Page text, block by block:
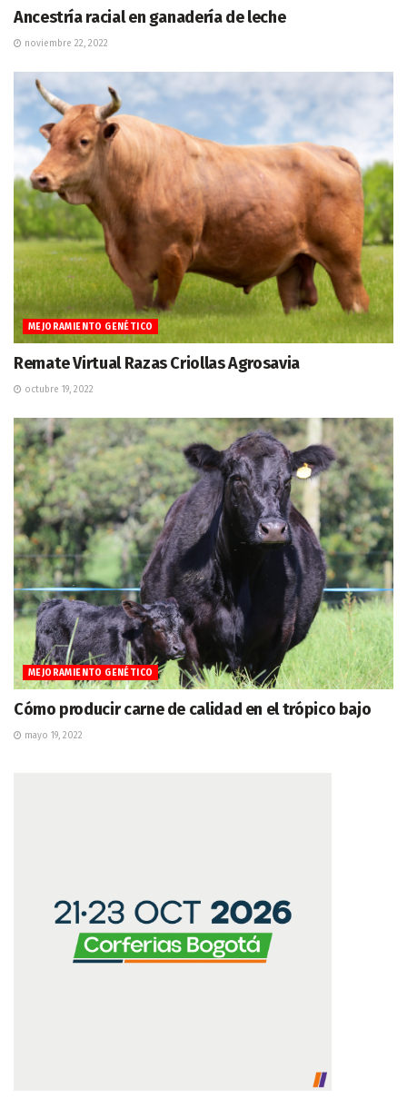
Ancestría racial en ganadería de leche
noviembre 22, 2022
MEJORAMIENTO GENÉTICO
Remate Virtual Razas Criollas Agrosavia
octubre 19, 2022
MEJORAMIENTO GENÉTICO
Cómo producir carne de calidad en el trópico bajo
mayo 19, 2022